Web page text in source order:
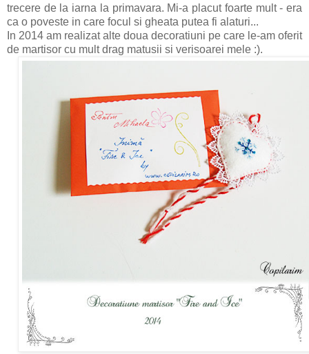
trecere de la iarna la primavara. Mi-a placut foarte mult - era
ca o poveste in care focul si gheata putea fi alaturi...
In 2014 am realizat alte doua decoratiuni pe care le-am oferit
de martisor cu mult drag matusii si verisoarei mele :).